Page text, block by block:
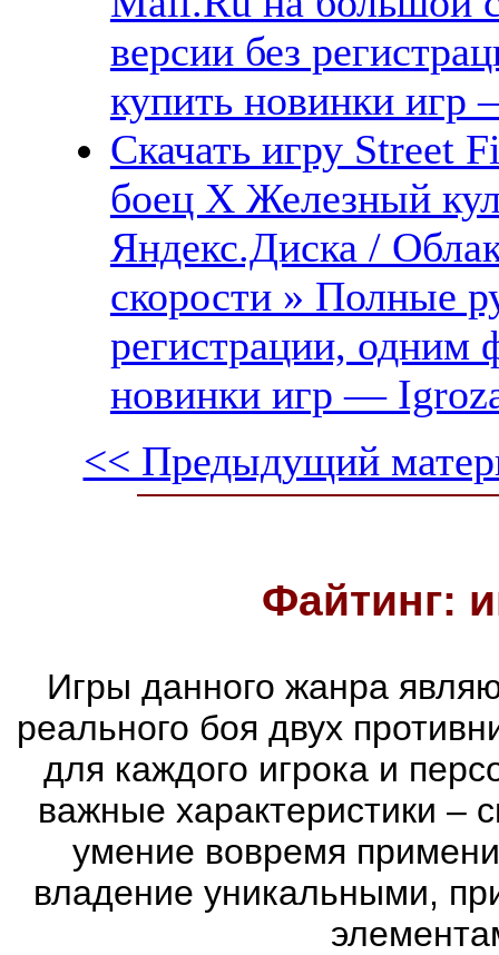
версии без
купить новинки
Скачать игру Street
боец X Железный
Яндекс.Диска /
скорости » Полные
регистрации, одним
новинки игр —
<< Предыдущий
Файтинг:
Игры данного жанра
реального боя двух
для каждого игрока и
важные характеристики –
умение вовремя
владение уникальными,